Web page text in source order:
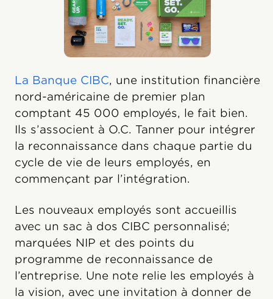
La Banque CIBC, une institution financière
nord-américaine de premier plan
comptant 45 000 employés, le fait bien.
Ils s’associent à O.C. Tanner pour intégrer
la reconnaissance dans chaque partie du
cycle de vie de leurs employés, en
commençant par l’intégration.
Les nouveaux employés sont accueillis
avec un sac à dos CIBC personnalisé;
marquées NIP et des points du
programme de reconnaissance de
l’entreprise. Une note relie les employés à
la vision, avec une invitation à donner de